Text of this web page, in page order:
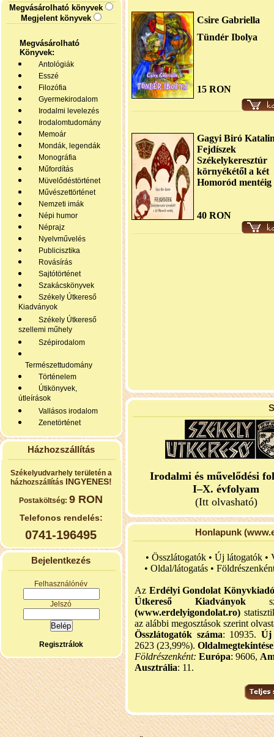
Megvásárolható könyvek
Megjelent könyvek
Megvásárolható
Könyvek:
Antológiák
Esszé
Filozófia
Gyermekirodalom
Irodalmi levelezés
Irodalomtudomány
Memoár
Mondák, legendák
Monográfia
Műfordítás
Müvelődéstörténet
Művészettörténet
Nemzeti imák
Népi humor
Néprajz
Nyelvművelés
Publicisztika
Rovásírás
Sajtótörténet
Szakácskönyvek
Székely Útkereső
Kiadványok
Székely Útkereső
szellemi műhely
Szépirodalom
Természettudomány
Történelem
Útikönyvek,
útleírások
Vallásos irodalom
Zenetörténet
Házhozszállítás
Székelyudvarhely területén a
házhozszállítás INGYENES!
Postaköltség:9 RON
Telefonos rendelés:
0741-196495
Bejelentkezés
Felhasználónév
Jelszó
Regisztrálok
Csire Gabriella
Tündér Ibolya
15 RON
Gagyi Biró
Fejdíszek
Székelykeresztúr
környékétől a két
Homoród mentéig
40 RON
Irodalmi és művelődési
I–X. évfolyam
(Itt olvasható)
Honlapunk
• Összlátogatók • Új látogatók •
• Oldal/látogatás •
Az Erdélyi Gondolat
Útkereső Kiadványok
(www.erdelyigondolat.ro)
az alábbi megosztások szerint
Összlátogatók száma: 10935. Új
2623 (23,99%).
Földrészenként: Európa: 9606,
Ausztrália: 11.